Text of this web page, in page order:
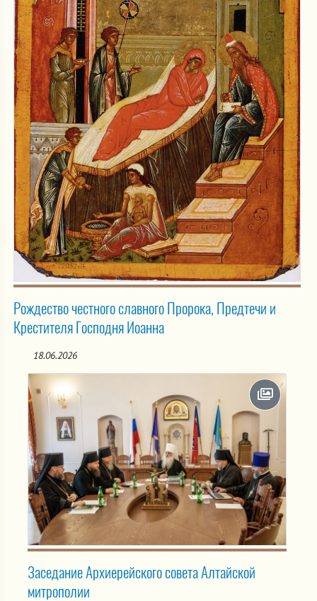
Рождество честного славного Пророка, Предтечи и
Крестителя Господня Иоанна
18.06.2026
Заседание Архиерейского совета Алтайской
митрополии